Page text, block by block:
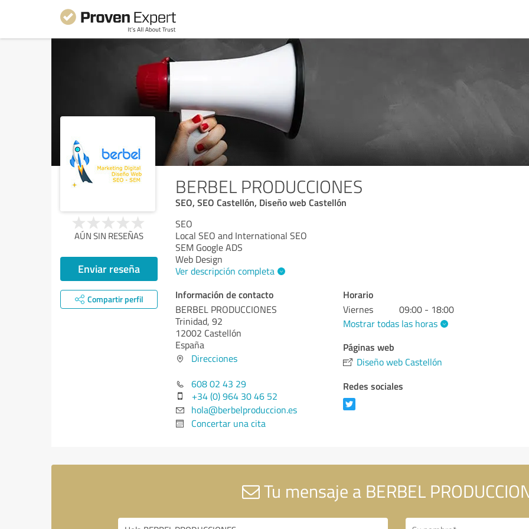
BERBEL PRODUCCIONES
SEO, SEO Castellón, Diseño web Castellón
AÚN SIN RESEÑAS
Enviar reseña
Compartir perfil
SEO
Local SEO and International SEO
SEM Google ADS
Web Design
Ver descripción completa
Información de contacto
BERBEL PRODUCCIONES
Trinidad, 92
12002 Castellón
España
Direcciones
608 02 43 29
+34 (0) 964 30 46 52
hola@berbelproduccion.es
Concertar una cita
Horario
Viernes
09:00 - 18:00
Mostrar todas las horas
Páginas web
Diseño web Castellón
Redes sociales
Tu mensaje a BERBEL